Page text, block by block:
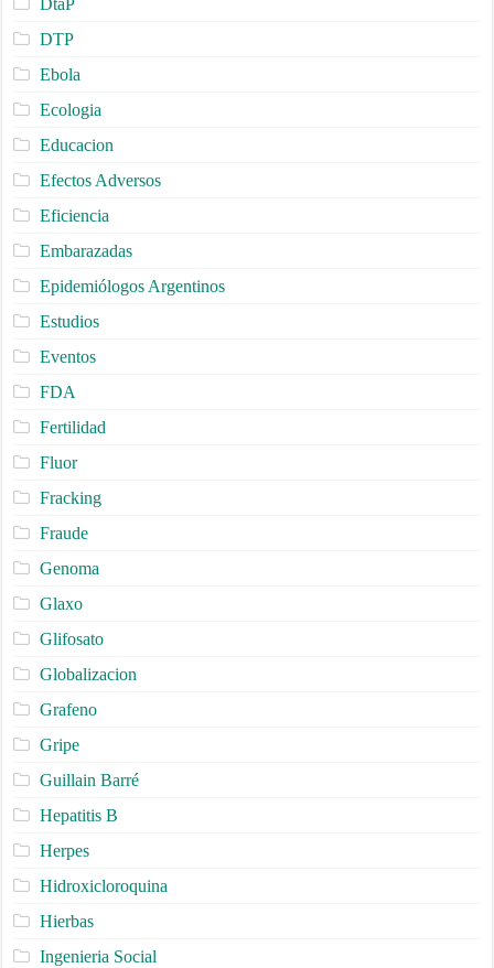
DtaP
DTP
Ebola
Ecologia
Educacion
Efectos Adversos
Eficiencia
Embarazadas
Epidemiólogos Argentinos
Estudios
Eventos
FDA
Fertilidad
Fluor
Fracking
Fraude
Genoma
Glaxo
Glifosato
Globalizacion
Grafeno
Gripe
Guillain Barré
Hepatitis B
Herpes
Hidroxicloroquina
Hierbas
Ingenieria Social